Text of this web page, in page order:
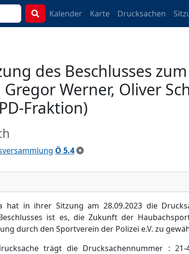
Kalender Karte Drucksachen
des Beschlusses
Werner, Oliver
Fraktion)
Ö 5.4
hat in ihrer Sitzung am 28.09.2023 die
ist es, die Zukunft der
durch den Sportverein der Polizei e.V. zu gewä
trägt die Drucksachennummer : 21-